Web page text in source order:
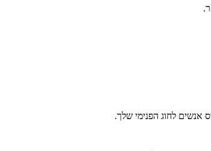
לחוג הפנימי שלך.